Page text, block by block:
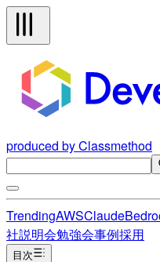
produced by Classmethod
TrendingAWSClaude
社説明会勉強会事例採用
目次